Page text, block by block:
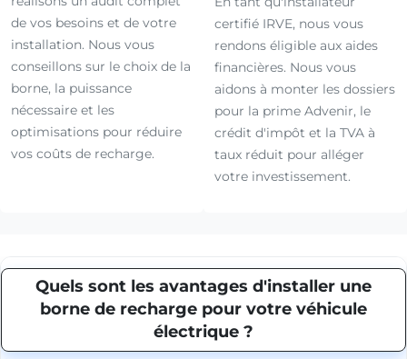
de vos besoins et de votre
installation. Nous vous
conseillons sur le choix de la
borne, la puissance
nécessaire et les
optimisations pour réduire
vos coûts de recharge.
certifié IRVE, nous vous
rendons éligible aux aides
financières. Nous vous
aidons à monter les dossiers
pour la prime Advenir, le
crédit d'impôt et la TVA à
taux réduit pour alléger
votre investissement.
Quels sont les avantages d'installer une
borne de recharge pour votre véhicule
électrique ?